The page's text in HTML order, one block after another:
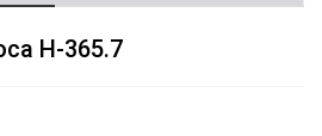
H-365.7